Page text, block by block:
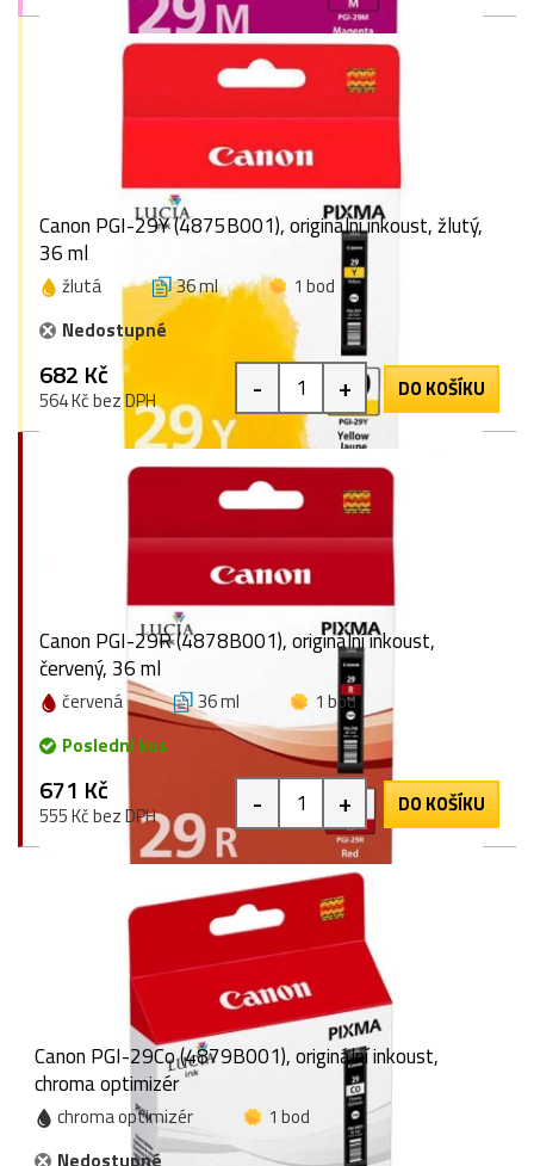
Canon PGI-29Y (4875B001), originální inkoust, žlutý,
36 ml
žlutá 36 ml
1 bod
Nedostupné
682 Kč
564 Kč bez DPH - + DO KOŠÍKU
Canon PGI-29R (4878B001), originální inkoust,
červený, 36 ml
červená 36 ml
1 bod
Poslední kus
671 Kč
555 Kč bez DPH - + DO KOŠÍKU
Canon PGI-29Co (4879B001), originální inkoust,
chroma optimizér
chroma optimizér
1 bod